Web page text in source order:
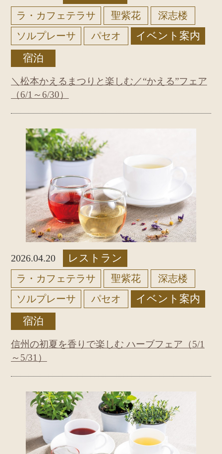
ラ・カフェテラサ 聖紫花
深志楼
ソルプレーサ
パセオ
イベント案内
宿泊
＼松本かえるまつりと楽しむ／“かえる”フェア
（6/1～6/30）
2026.04.20 レストラン
ラ・カフェテラサ 聖紫花
深志楼
ソルプレーサ
パセオ
イベント案内
宿泊
信州の初夏を香りで楽しむ ハーブフェア（5/1
～5/31）